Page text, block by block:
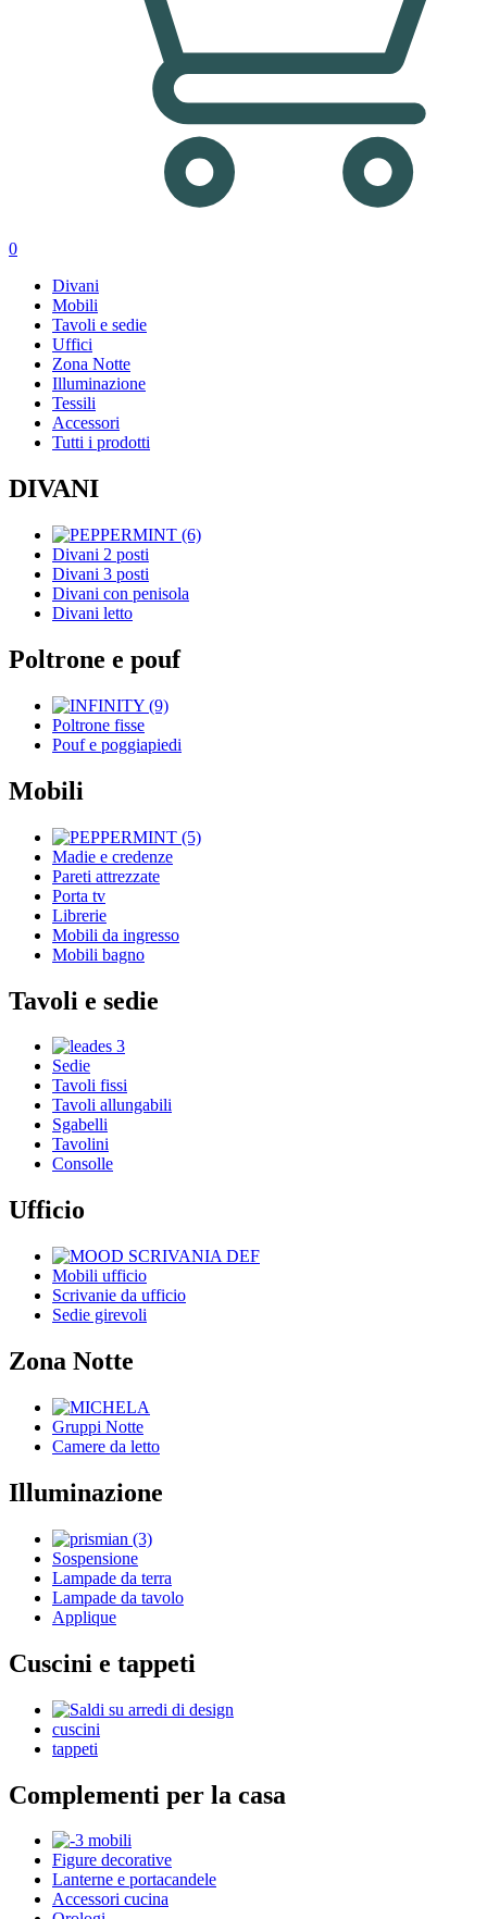
0
Divani
Mobili
Tavoli e sedie
Uffici
Zona Notte
Illuminazione
Tessili
Accessori
Tutti i prodotti
DIVANI
Divani 2 posti
Divani 3 posti
Divani con penisola
Divani letto
Poltrone e pouf
Poltrone fisse
Pouf e poggiapiedi
Mobili
Madie e credenze
Pareti attrezzate
Porta tv
Librerie
Mobili da ingresso
Mobili bagno
Tavoli e sedie
Sedie
Tavoli fissi
Tavoli allungabili
Sgabelli
Tavolini
Consolle
Ufficio
Mobili ufficio
Scrivanie da ufficio
Sedie girevoli
Zona Notte
Gruppi Notte
Camere da letto
Illuminazione
Sospensione
Lampade da terra
Lampade da tavolo
Applique
Cuscini e tappeti
cuscini
tappeti
Complementi per la casa
Figure decorative
Lanterne e portacandele
Accessori cucina